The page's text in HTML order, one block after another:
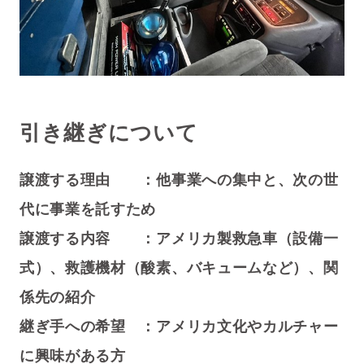
引き継ぎについて
譲渡する理由 ：他事業への集中と、次の世
代に事業を託すため
譲渡する内容 ：アメリカ製救急車（設備一
式）、救護機材（酸素、バキュームなど）、関
係先の紹介
継ぎ手への希望 ：アメリカ文化やカルチャー
に興味がある方